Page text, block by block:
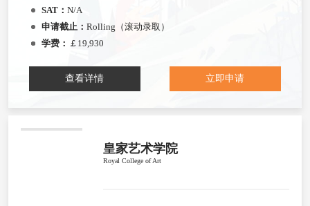
SAT： N/A
申请截止： Rolling（滚动录取）
学费： ￡19,930
查看详情 立即申请
皇家艺术学院
Royal College of Art